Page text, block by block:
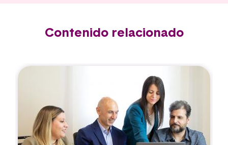
Contenido relacionado